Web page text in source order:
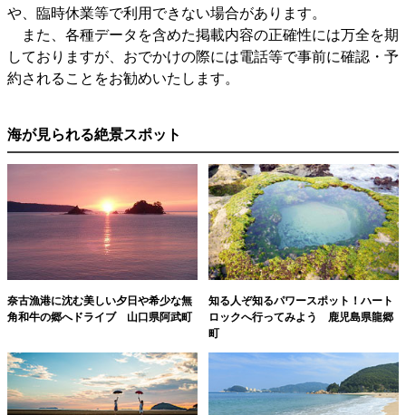
や、臨時休業等で利用できない場合があります。
また、各種データを含めた掲載内容の正確性には万全を期
しておりますが、おでかけの際には電話等で事前に確認・予
約されることをお勧めいたします。
海が見られる絶景スポット
奈古漁港に沈む美しい夕日や希少な無
角和牛の郷へドライブ 山口県阿武町
知る人ぞ知るパワースポット！ハート
ロックへ行ってみよう 鹿児島県龍郷
町